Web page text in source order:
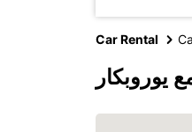
Car Rental
يوروبكار